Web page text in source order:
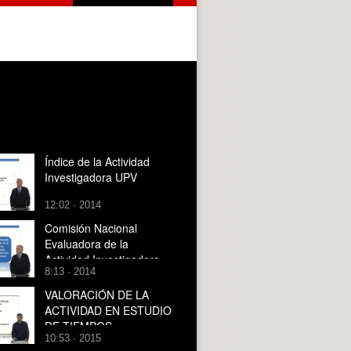
Índice de la Actividad
Investigadora UPV
12:02 · 2014
Comisión Nacional
Evaluadora de la
Actividad Investigadora
8:13 · 2014
VALORACIÓN DE LA
ACTIVIDAD EN ESTUDIO
DE TIEMPOS
10:53 · 2015